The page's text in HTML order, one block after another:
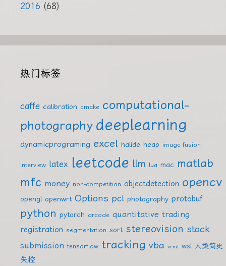
2016 (68)
热门标签
caffe calibration cmake computational-
photography deeplearning
dynamicprograming excel halide heap image fusion
interview latex leetcode llm lua mac matlab
mfc money non-competition objectdetection opencv
opengl openwrt Options pcl photography protobuf
python pytorch qrcode quantitative trading
registration segmentation sort stereovision stock
submission tensorflow tracking vba vrml wsl 人类简史
失控